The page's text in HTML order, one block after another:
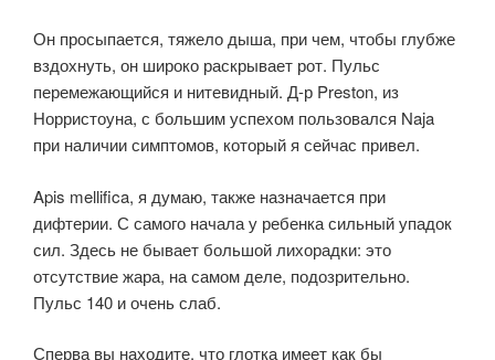
Он просыпается, тяжело дыша, при чем, чтобы глубже
вздохнуть, он широко раскрывает рот. Пульс
перемежающийся и нитевидный. Д-р Preston, из
Норристоуна, с большим успехом пользовался Naja
при наличии симптомов, который я сейчас привел.
Apis mellifica, я думаю, также назначается при
дифтерии. С самого начала у ребенка сильный упадок
сил. Здесь не бывает большой лихорадки: это
отсутствие жара, на самом деле, подозрительно.
Пульс 140 и очень слаб.
Сперва вы находите, что глотка имеет как бы